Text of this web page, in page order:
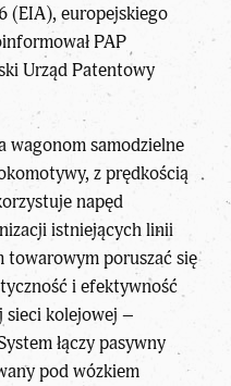
(EIA), europejskiego
PAP
Urząd Patentowy
wagonom samodzielne
z prędkością
napęd
istniejących linii
towarowym poruszać się
i efektywność
sieci kolejowej –
łączy pasywny
pod wózkiem